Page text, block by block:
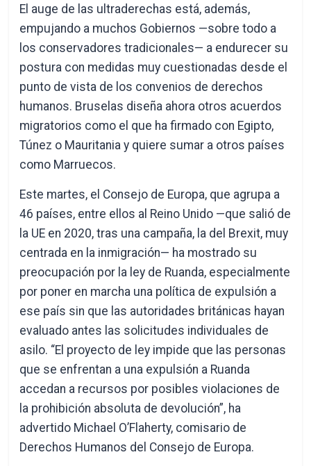
El auge de las ultraderechas está, además,
empujando a muchos Gobiernos —sobre todo a
los conservadores tradicionales— a endurecer su
postura con medidas muy cuestionadas desde el
punto de vista de los convenios de derechos
humanos. Bruselas diseña ahora otros acuerdos
migratorios como el que ha firmado con Egipto,
Túnez o Mauritania y quiere sumar a otros países
como Marruecos.
Este martes, el Consejo de Europa, que agrupa a
46 países, entre ellos al Reino Unido —que salió de
la UE en 2020, tras una campaña, la del Brexit, muy
centrada en la inmigración— ha mostrado su
preocupación por la ley de Ruanda, especialmente
por poner en marcha una política de expulsión a
ese país sin que las autoridades británicas hayan
evaluado antes las solicitudes individuales de
asilo. “El proyecto de ley impide que las personas
que se enfrentan a una expulsión a Ruanda
accedan a recursos por posibles violaciones de
la prohibición absoluta de devolución”, ha
advertido Michael O’Flaherty, comisario de
Derechos Humanos del Consejo de Europa.